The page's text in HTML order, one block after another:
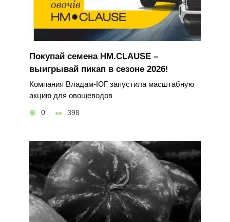
Покупай семена HM.CLAUSE –
выигрывай пикап в сезоне 2026!
Компания Владам-ЮГ запустила масштабную
акцию для овощеводов
0 398